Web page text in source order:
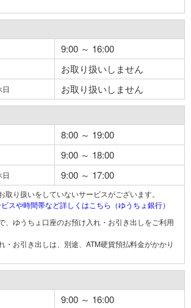
9:00 ～ 16:00
お取り扱いしません
日 お取り扱いしません
8:00 ～ 19:00
9:00 ～ 18:00
日 9:00 ～ 17:00
取り扱いをしていないサービスがございます。
スや時間帯など詳しくはこちら（ゆうちょ銀行）
、ゆうちょ口座のお預け入れ・お引き出しをご利用
・お引き出しは、別途、ATM硬貨預払料金がかかり
9:00 ～ 16:00